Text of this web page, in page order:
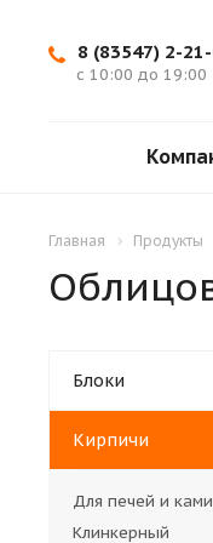
8 (83547) 2-
с 10:00 до 19:00
Главная Продукты
Блоки
Кирпичи
Для печей и
Клинкерный